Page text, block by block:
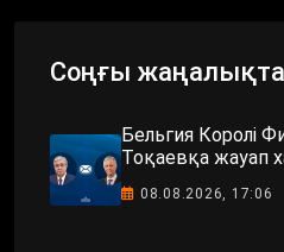
Соңғы
Бельгия Королі
Тоқаевқа жауап
08.08.2026, 17:06